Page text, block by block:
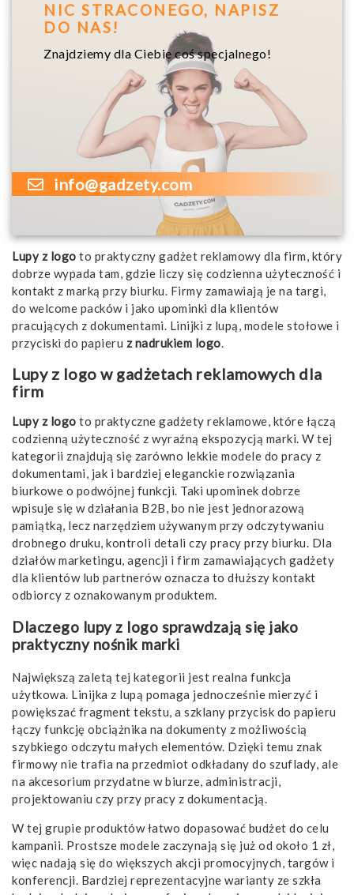
NIC STRACONEGO, NAPISZ
DO NAS!
Znajdziemy dla Ciebie coś specjalnego!
info@gadzety.com
Lupy z logo to praktyczny gadżet reklamowy dla firm, który
dobrze wypada tam, gdzie liczy się codzienna użyteczność i
kontakt z marką przy biurku. Firmy zamawiają je na targi,
do welcome packów i jako upominki dla klientów
pracujących z dokumentami. Linijki z lupą, modele stołowe i
przyciski do papieru z nadrukiem logo.
Lupy z logo w gadżetach reklamowych dla
firm
Lupy z logo to praktyczne gadżety reklamowe, które łączą
codzienną użyteczność z wyraźną ekspozycją marki. W tej
kategorii znajdują się zarówno lekkie modele do pracy z
dokumentami, jak i bardziej eleganckie rozwiązania
biurkowe o podwójnej funkcji. Taki upominek dobrze
wpisuje się w działania B2B, bo nie jest jednorazową
pamiątką, lecz narzędziem używanym przy odczytywaniu
drobnego druku, kontroli detali czy pracy przy biurku. Dla
działów marketingu, agencji i firm zamawiających gadżety
dla klientów lub partnerów oznacza to dłuższy kontakt
odbiorcy z oznakowanym produktem.
Dlaczego lupy z logo sprawdzają się jako
praktyczny nośnik marki
Największą zaletą tej kategorii jest realna funkcja
użytkowa. Linijka z lupą pomaga jednocześnie mierzyć i
powiększać fragment tekstu, a szklany przycisk do papieru
łączy funkcję obciążnika na dokumenty z możliwością
szybkiego odczytu małych elementów. Dzięki temu znak
firmowy nie trafia na przedmiot odkładany do szuflady, ale
na akcesorium przydatne w biurze, administracji,
projektowaniu czy przy pracy z dokumentacją.
W tej grupie produktów łatwo dopasować budżet do celu
kampanii. Prostsze modele zaczynają się już od około 1 zł,
więc nadają się do większych akcji promocyjnych, targów i
konferencji. Bardziej reprezentacyjne warianty ze szkła